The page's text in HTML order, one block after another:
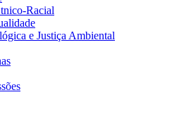
Racial
e Justiça Ambiental